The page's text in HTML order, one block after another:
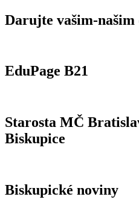
Darujte vašim-
EduPage B21
Starosta MČ
Biskupice
Biskupické noviny